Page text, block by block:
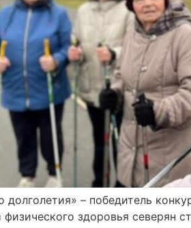
долголетия» – победитель
физического здоровья северян